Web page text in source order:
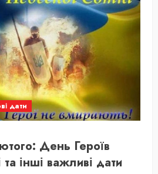
дати
День Героїв
інші важливі дати